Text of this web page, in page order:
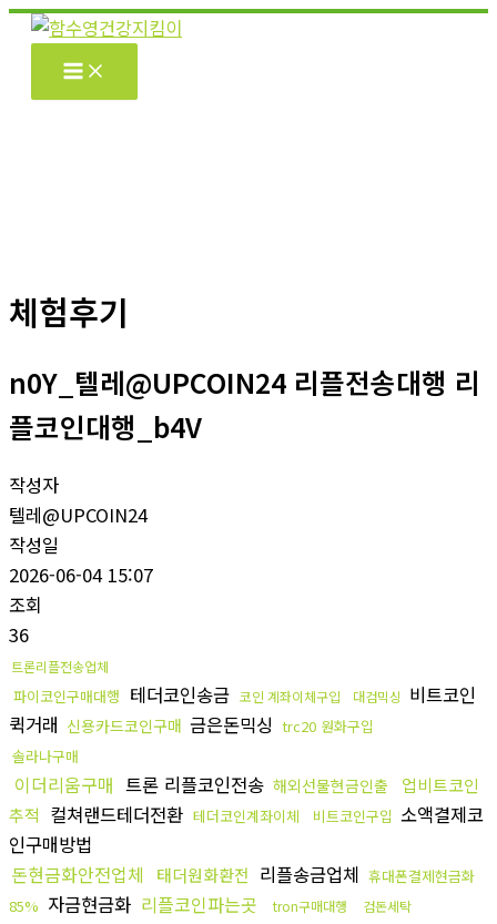
콘
체험후기
n0Y_텔레@UPCOIN24 리플전송대행 리
플코인대행_b4V
작성자
텔레@UPCOIN24
작성일
2026-06-04 15:07
조회
36
트론리플전송업체
파이코인구매대행 테더코인송금 코인 계좌이체구입 대검믹싱 비트코인
퀵거래 신용카드코인구매 금은돈믹싱 trc20 원화구입
솔라나구매
이더리움구매 트론 리플코인전송 해외선물현금인출
업비트코인
추적 컬쳐랜드테더전환 테더코인계좌이체 비트코인구입 소액결제코
인구매방법
돈현금화안전업체
태더원화환전 리플송금업체 휴대폰결제현금화
85% 자금현금화 리플코인파는곳 tron구매대행 검돈세탁